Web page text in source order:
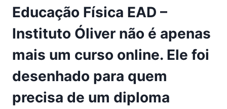
Educação Física EAD –
Instituto Óliver não é apenas
mais um curso online. Ele foi
desenhado para quem
precisa de um diploma